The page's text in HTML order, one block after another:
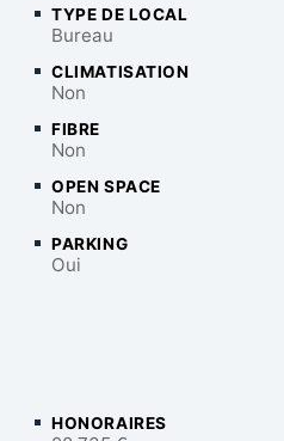
TYPE DE LOCAL
Bureau
CLIMATISATION
Non
FIBRE
Non
OPEN SPACE
Non
PARKING
Oui
HONORAIRES